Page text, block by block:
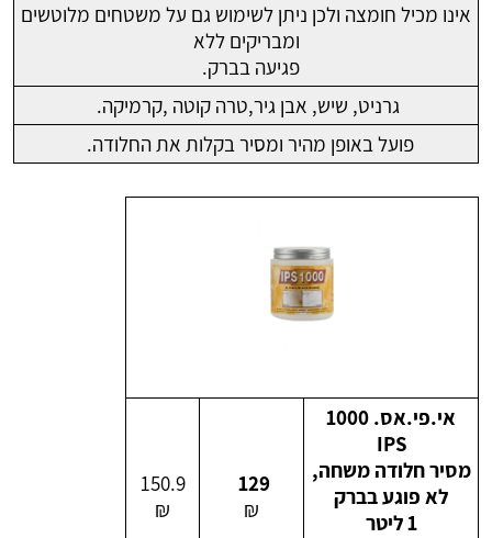
אינו מכיל חומצה ולכן ניתן לשימוש גם על משטחים מלוטשים
ומבריקים ללא
פגיעה בברק.
גרניט, שיש, אבן גיר,טרה קוטה ,קרמיקה.
פועל באופן מהיר ומסיר בקלות את החלודה.
אי.פי.אס. 1000
IPS
מסיר חלודה משחה,
לא פוגע בברק
1 ליטר
129
₪
150.9
₪